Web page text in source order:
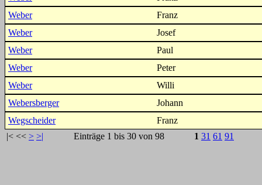
Weber
Franz
Weber
Josef
Weber
Paul
Weber
Peter
Weber
Willi
Webersberger
Johann
Wegscheider
Franz
|< << > >| Einträge 1 bis 30 von 98 1 31 61 91